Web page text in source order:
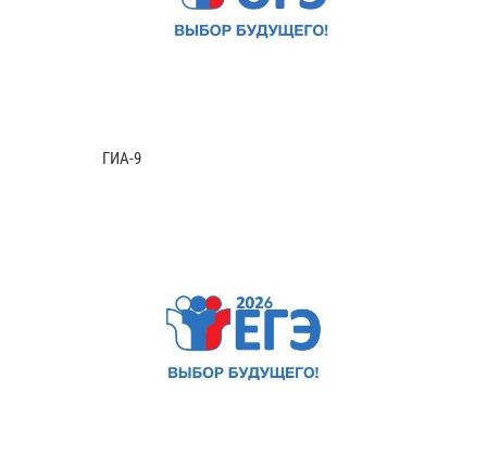
ГИА-9